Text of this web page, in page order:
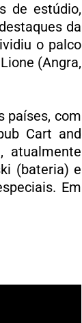
de estúdio,
da
o palco
(Angra,
países, com
Cart and
atualmente
(bateria) e
Em